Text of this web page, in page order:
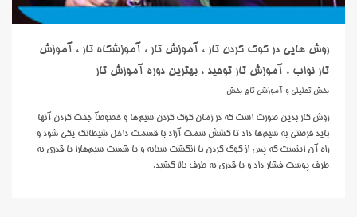
روش هایی در کوک کردن تار ، آموزش تار ، آموزشگاه تار ، آموزش
تار نواب ، آموزش تار توحید ، بهترین دوره آموزش تار
بخش تحلیلی و آموزشی تاج بخش
روش کار بدين صورت است که در زمان کوک کردن سيم‌ها و خصوصآ جفت کردن آنها
بايد فرصتي به سيم‌ها داد تا کشش سمت آزاد با قسمت داخل شيطانک يکي شود و
راه آن اينست که پس از کوک کردن با انگشت سبابه و يا شست سيم‌هارا يا قدري به
طرف پوست فشار داد و يا قدري به طرف بالا کشيد.